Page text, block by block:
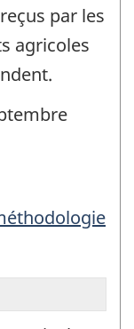
par les
agricoles